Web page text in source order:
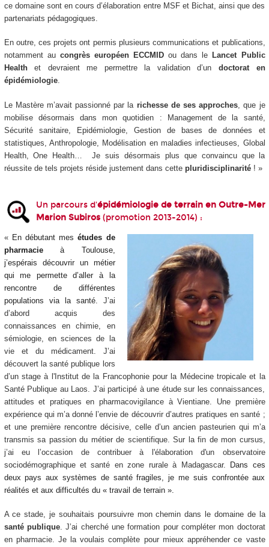
ce domaine sont en cours d’élaboration entre MSF et Bichat, ainsi que des
partenariats pédagogiques.
En outre, ces projets ont permis plusieurs communications et publications,
notamment au congrès européen ECCMIDou dans le Lancet Public
Healthet devraient me permettre la validation d’un doctorat en
épidémiologie.
Le Mastère m’avait passionné par la richesse de ses approches , que je
mobilise désormais dans mon quotidien : Management de la santé,
Sécurité sanitaire, Epidémiologie, Gestion de bases de données et
statistiques, Anthropologie, Modélisation en maladies infectieuses, Global
Health, One Health… Je suis désormais plus que convaincu que la
réussite de tels projets réside justement dans cette pluridisciplinarité ! »
Un parcours d'épidémiologie de terrain en Outre-Mer
Marion Subiros (promotion 2013-2014) :
« En débutant mesétudes de
pharmacieà Toulouse,
j’espérais découvrir un métier
qui me permette d’aller à la
rencontre de différentes
populations viala santé. J’ai
d’abord acquis des
connaissances en chimie, en
sémiologie, en sciences de la
vie et du médicament. J’ai
découvert la santé publique lors
d’un stage à l'Institut de la Francophonie pour la Médecine tropicale et la
Santé Publique au Laos. J’ai participé à une étude sur les connaissances,
attitudes et pratiques en pharmacovigilance à Vientiane. Une première
expérience qui m’a donné l’envie de découvrir d’autres pratiques en santé ;
et une première rencontre décisive, celle d’un ancien pasteurien qui m’a
transmis sa passion du métier de scientifique. Sur la fin de mon cursus,
j’ai eu l’occasion de contribuer à l'élaboration d'un observatoire
sociodémographique et santé en zone rurale à Madagascar. Dans ces
deux pays aux systèmes de santé fragiles, je me suis confrontée aux
réalités et aux difficultés du « travail de terrain ».
A ce stade, je souhaitais poursuivre mon chemin dans le domaine de la
santé publique. J’ai cherché une formation pour compléter mon doctorat
en pharmacie. Je la voulais complète pour mieux appréhender ce vaste